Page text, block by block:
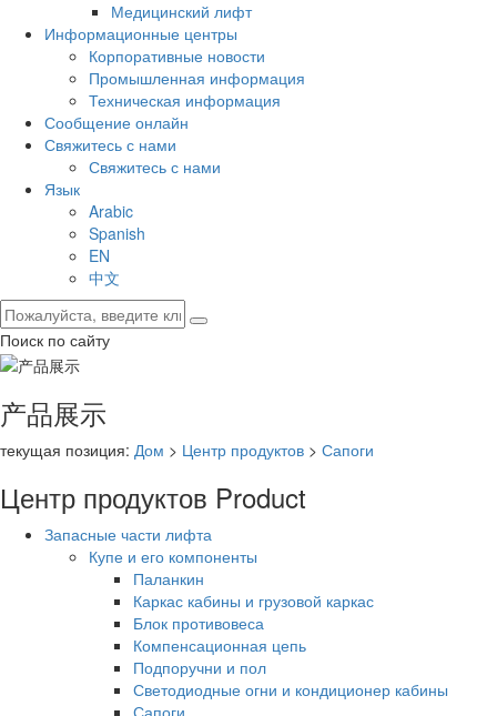
Медицинский лифт
Информационные центры
Корпоративные новости
Промышленная информация
Техническая информация
Сообщение онлайн
Свяжитесь с нами
Свяжитесь с нами
Язык
Arabic
Spanish
EN
中文
Поиск по сайту
产品展示
текущая позиция: Дом > Центр продуктов > Сапоги
Центр продуктов Product
Запасные части лифта
Купе и его компоненты
Паланкин
Каркас кабины и грузовой каркас
Блок противовеса
Компенсационная цепь
Подпоручни и пол
Светодиодные огни и кондиционер кабины
Сапоги